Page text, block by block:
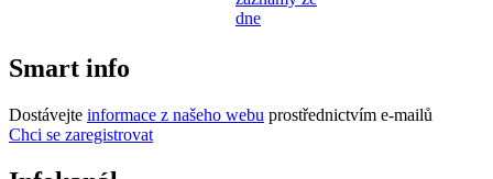
dne
Smart info
Dostávejte informace z našeho webu prostřednictvím e-mailů
Chci se zaregistrovat